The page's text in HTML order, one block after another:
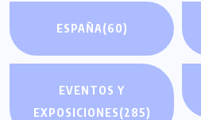
ESPAÑA(60)
EVENTOS Y
EXPOSICIONES(285)